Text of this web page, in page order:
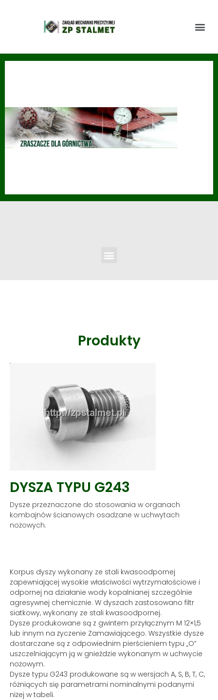
Produkty
DYSZA TYPU G243
Dysze przeznaczone do stosowania w organach
kombajnów ścianowych osadzane w uchwytach
nożowych.
Korpus dyszy wykonany ze stali kwasoodpornej
zapewniającej wysokie właściwości wytrzymałościowe i
odpornej na działanie wody kopalnianej szczególnie
agresywnej chemicznie. W dyszach zastosowano filtr
siatkowy, wykonany ze stali kwasoodpornej.
Dysze produkowane są z gwintem przyłącznym M 12×1,5
lub innym na życzenie Zamawiającego. Wszystkie dysze
dostarczane są z odpowiednim pierścieniem typu „O”
uszczelniającym ją w gnieździe wykonanym w uchwycie
nożowym.
Dysze typu G243 produkowane są w wersjach A, S, B, T, C,
różniących się parametrami nominalnymi podanymi
niżej w tabeli.